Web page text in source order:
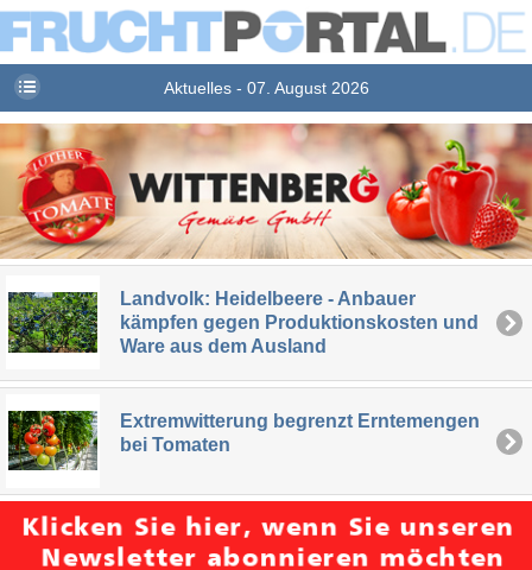
Aktuelles - 07. August 2026
Landvolk: Heidelbeere - Anbauer
kämpfen gegen Produktionskosten und
Ware aus dem Ausland
Extremwitterung begrenzt Erntemengen
bei Tomaten